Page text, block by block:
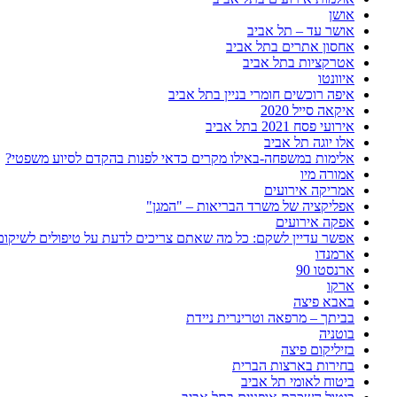
אושן
אושר עד – תל אביב
אחסון אתרים בתל אביב
אטרקציות בתל אביב
איוונטו
איפה רוכשים חומרי בניין בתל אביב
איקאה סייל 2020
אירועי פסח 2021 בתל אביב
אלו יוגה תל אביב
אלימות במשפחה-באילו מקרים כדאי לפנות בהקדם לסיוע משפטי?
אמורה מיו
אמריקה אירועים
אפליקציה של משרד הבריאות – "המגן"
אפקה אירועים
אפשר עדיין לשקם: כל מה שאתם צריכים לדעת על טיפולים
ארמנדו
ארנסטו 90
ארקו
באבא פיצה
בביתך – מרפאה וטרינרית ניידת
בוטניה
בזיליקום פיצה
בחירות בארצות הברית
ביטוח לאומי תל אביב